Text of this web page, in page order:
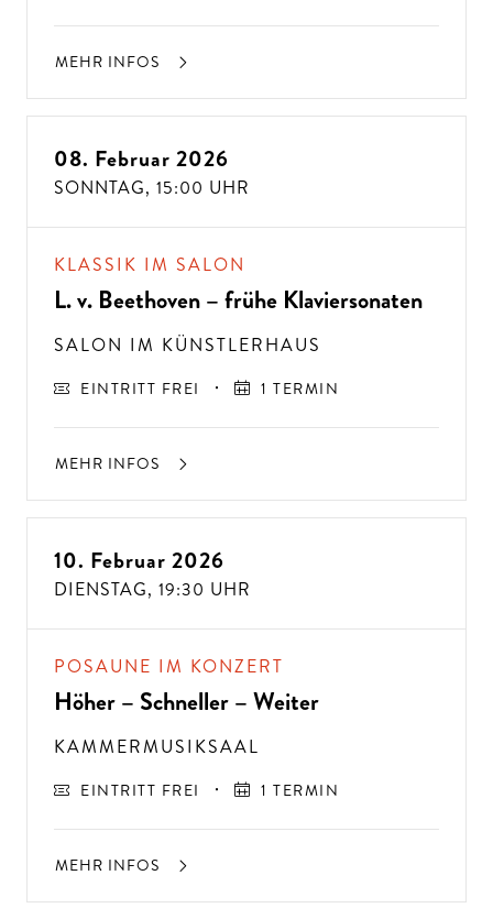
MEHR INFOS
08. Februar 2026
SONNTAG, 15:00 UHR
KLASSIK IM SALON
L. v. Beethoven – frühe Klaviersonaten
SALON IM KÜNSTLERHAUS
EINTRITT FREI 1 TERMIN
MEHR INFOS
10. Februar 2026
DIENSTAG, 19:30 UHR
POSAUNE IM KONZERT
Höher – Schneller – Weiter
KAMMERMUSIKSAAL
EINTRITT FREI 1 TERMIN
MEHR INFOS